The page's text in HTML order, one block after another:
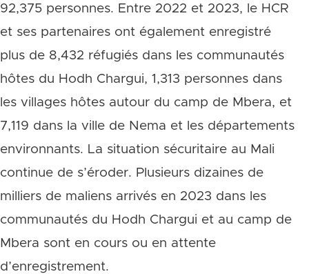
92,375 personnes. Entre 2022 et 2023, le HCR
et ses partenaires ont également enregistré
plus de 8,432 réfugiés dans les communautés
hôtes du Hodh Chargui, 1,313 personnes dans
les villages hôtes autour du camp de Mbera, et
7,119 dans la ville de Nema et les départements
environnants. La situation sécuritaire au Mali
continue de s’éroder. Plusieurs dizaines de
milliers de maliens arrivés en 2023 dans les
communautés du Hodh Chargui et au camp de
Mbera sont en cours ou en attente
d’enregistrement.